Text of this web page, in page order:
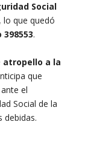
Social
lo que quedó
.
atropello a la
que
el
Social de la
debidas.